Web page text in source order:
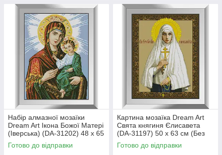
Набір алмазної мозаїки
Dream Art Ікона Божої Матері
(Іверська) (DA-31202) 48 x 65
см (Без підрамника)
Готово до відправки
Картина мозаїка Dream Art
Свята княгиня Єлисавета
(DA-31197) 50 x 63 см (Без
підрамника)
Готово до відправки